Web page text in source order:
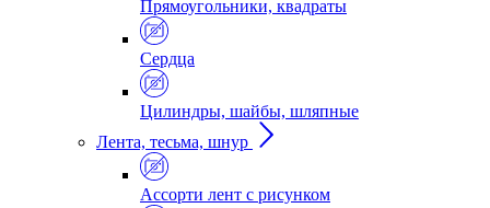
Прямоугольники, квадраты
Сердца
Цилиндры, шайбы, шляпные
Лента, тесьма, шнур
Ассорти лент с рисунком